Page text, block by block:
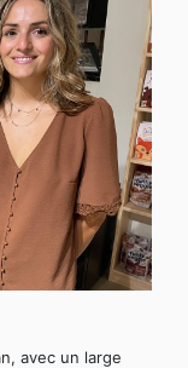
avec un large